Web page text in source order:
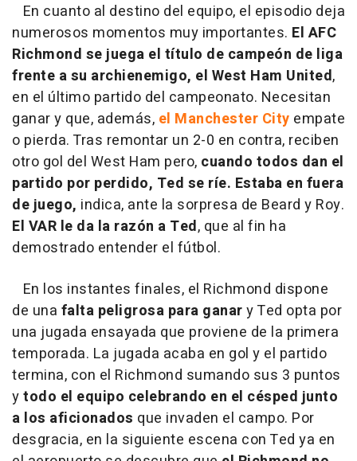
En cuanto al destino del equipo, el episodio deja
numerosos momentos muy importantes. El AFC
Richmond se juega el título de campeón de liga
frente a su archienemigo, el West Ham United,
en el último partido del campeonato. Necesitan
ganar y que, además, el Manchester City empate
o pierda. Tras remontar un 2-0 en contra, reciben
otro gol del West Ham pero, cuando todos dan el
partido por perdido, Ted se ríe. Estaba en fuera
de juego, indica, ante la sorpresa de Beard y Roy.
El VAR le da la razón a Ted, que al fin ha
demostrado entender el fútbol.
En los instantes finales, el Richmond dispone
de una falta peligrosa para ganary Ted opta por
una jugada ensayada que proviene de la primera
temporada. La jugada acaba en gol y el partido
termina, con el Richmond sumando sus 3 puntos
ytodo el equipo celebrando en el césped junto
a los aficionados que invaden el campo. Por
desgracia, en la siguiente escena con Ted ya en